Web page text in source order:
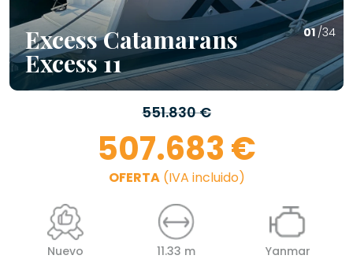
Excess Catamarans
Excess 11
01 /34
551.830 €
507.683 €
OFERTA(IVA incluido)
Nuevo 11.33 m Yanmar